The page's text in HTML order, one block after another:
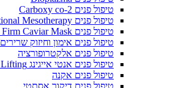
טיפול פנים Carboxy co-2
טיפול פנים Fractional Mesotherapy
טיפול פנים Lift & Firm Caviar Mask
טיפול פנים אימון וחיזוק שרירים Muscle Stimulation
טיפול פנים אלקטרופורציה
טיפול פנים אנטי אייגינג Smass Lifting
טיפול פנים אקנה
טיפול פנים דיקור אסתטי